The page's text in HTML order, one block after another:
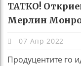
ТАТКО!
Мерлин
07 Апр 2022
Продуцентите го